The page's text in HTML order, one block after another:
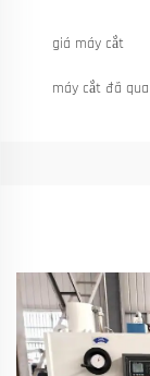
giá máy cắt
máy cắt đã